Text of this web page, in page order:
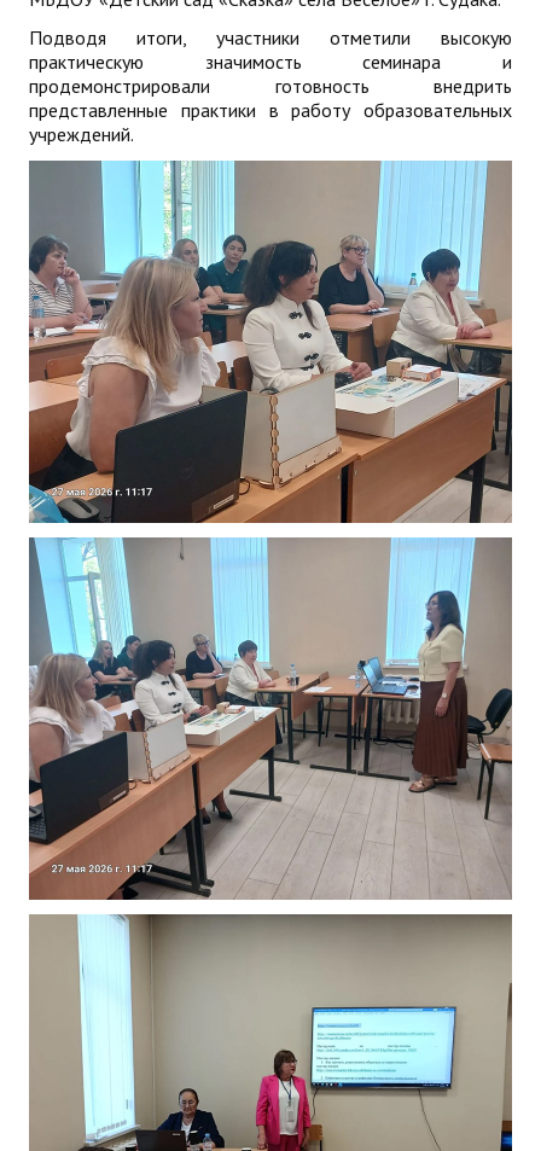
Подводя итоги, участники отметили высокую
практическую значимость семинара и
продемонстрировали готовность внедрить
представленные практики в работу образовательных
учреждений.